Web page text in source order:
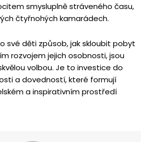
smysluplně stráveného času,
čtyřnohých kamarádech.
své děti způsob, jak skloubit pobyt
rozvojem jejich osobnosti, jsou
volbou. Je to investice do
a dovedností, které formují
a inspirativním prostředí